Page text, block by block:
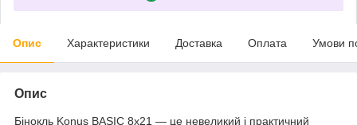
Опис Характеристики Доставка Оплата Умови
Опис
Бінокль Konus BASIC 8x21 — це невеликий і практичний